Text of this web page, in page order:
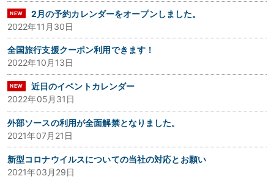
2月の予約カレンダーをオープンしました。
2022年11月30日
全国旅行支援クーポン利用できます！
2022年10月13日
近日のイベントカレンダー
2022年05月31日
外部ソースの利用が全面解禁となりました。
2021年07月21日
新型コロナウイルスについての当社の対応とお願い
2021年03月29日